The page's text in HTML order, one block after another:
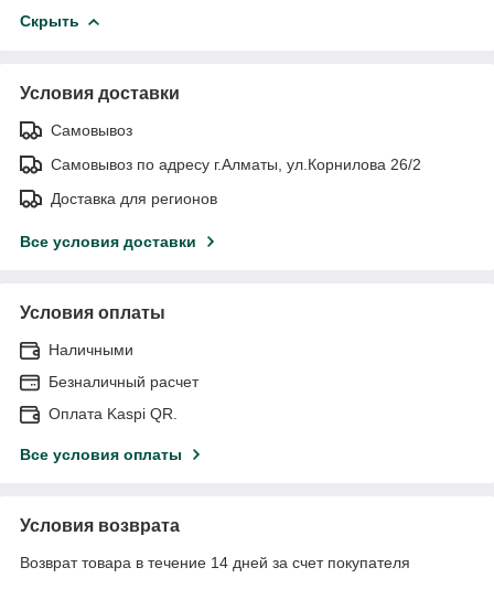
Скрыть
Условия доставки
Самовывоз
Самовывоз по адресу г.Алматы, ул.Корнилова 26/2
Доставка для регионов
Все условия доставки
Условия оплаты
Наличными
Безналичный расчет
Оплата Kaspi QR.
Все условия оплаты
Условия возврата
Возврат товара в течение 14 дней за счет покупателя